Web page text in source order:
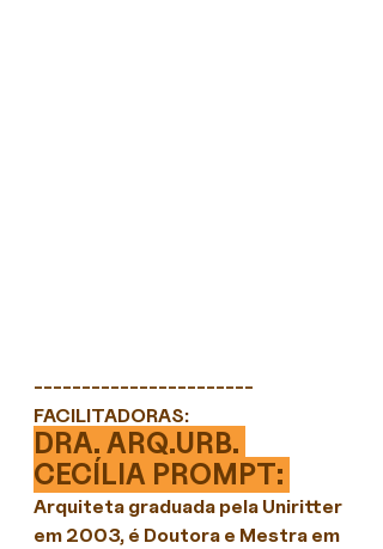
-----------------------
FACILITADORAS:
DRA. ARQ.URB.
CECÍLIA PROMPT:
Arquiteta graduada pela Uniritter
em 2003, é Doutora e Mestra em